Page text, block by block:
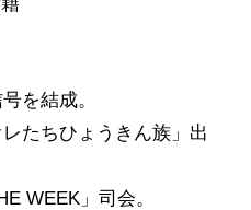
を結成。
たちひょうきん族」出
WEEK」司会。